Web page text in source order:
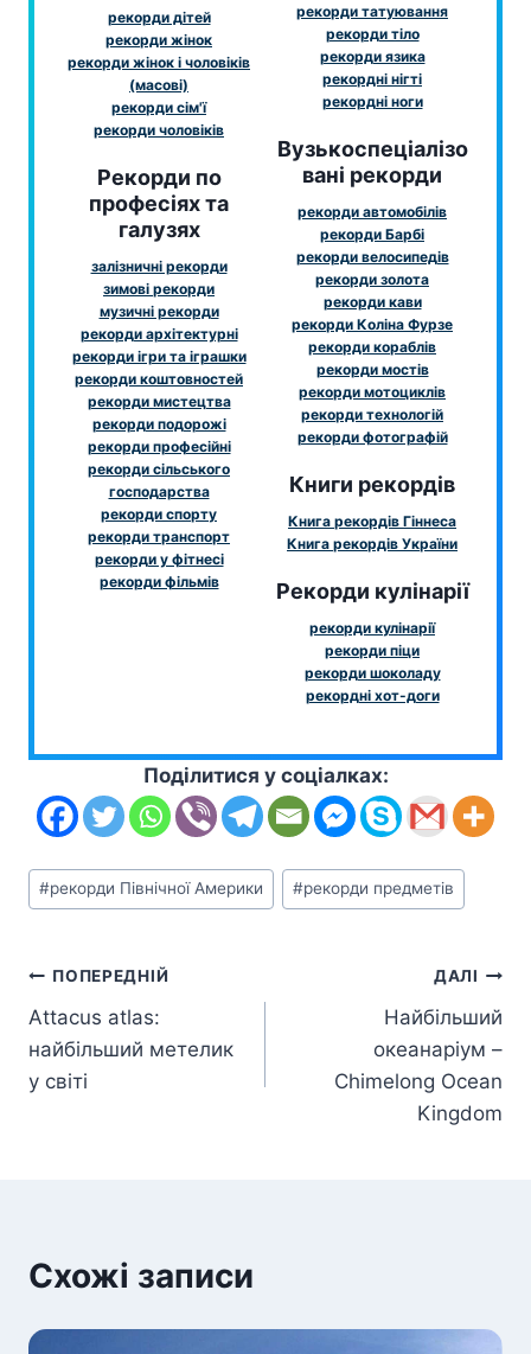
рекорди дітей
рекорди жінок
рекорди жінок і чоловіків
(масові)
рекорди сім'ї
рекорди чоловіків
Рекорди по
професіях та
галузях
залізничні рекорди
зимові рекорди
музичні рекорди
рекорди архітектурні
рекорди ігри та іграшки
рекорди коштовностей
рекорди мистецтва
рекорди подорожі
рекорди професійні
рекорди сільського
господарства
рекорди спорту
рекорди транспорт
рекорди у фітнесі
рекорди фільмів
рекорди татуювання
рекорди тіло
рекорди язика
рекордні нігті
рекордні ноги
Вузькоспеціалізо
вані рекорди
рекорди автомобілів
рекорди Барбі
рекорди велосипедів
рекорди золота
рекорди кави
рекорди Коліна Фурзе
рекорди кораблів
рекорди мостів
рекорди мотоциклів
рекорди технологій
рекорди фотографій
Книги рекордів
Книга рекордів Гіннеса
Книга рекордів України
Рекорди кулінарії
рекорди кулінарії
рекорди піци
рекорди шоколаду
рекордні хот-доги
Поділитися у соціалках:
Позначки
запису:
#рекорди Північної Америки #рекорди предметів
Навігація
записів
ПОПЕРЕДНІЙ
Аttacus atlas:
найбільший метелик
у світі
ДАЛІ
Найбільший
океанаріум –
Chimelong Ocean
Kingdom
Схожі записи